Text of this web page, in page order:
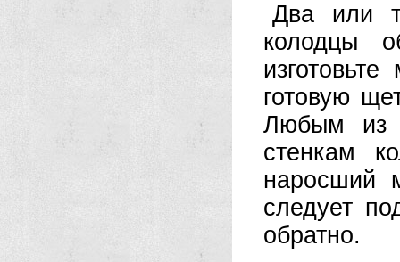
Два или
колодцы
готовую
Любым из
стенкам
наросший
следует
обратно.